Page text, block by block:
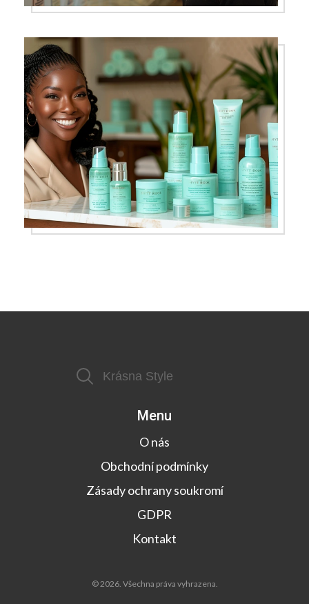
Menu
O nás
Obchodní podmínky
Zásady ochrany soukromí
GDPR
Kontakt
© 2026. Všechna práva vyhrazena.